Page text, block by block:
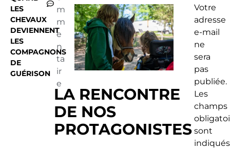
LES
CHEVAUX
DEVIENNENT
LES
COMPAGNONS
DE
GUÉRISON
m
m
e
n
ta
ir
e
LA RENCONTRE
DE NOS
PROTAGONISTES
Votre
adresse
e-mail
ne
sera
pas
publiée.
Les
champs
sont
indiqués